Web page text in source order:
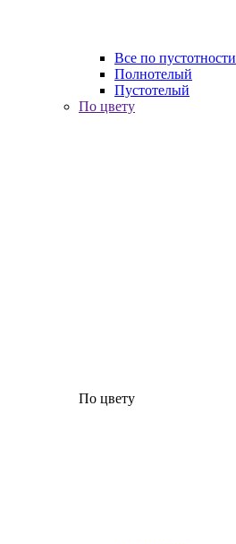
Все по пустотности
Полнотелый
Пустотелый
По цвету
По цвету